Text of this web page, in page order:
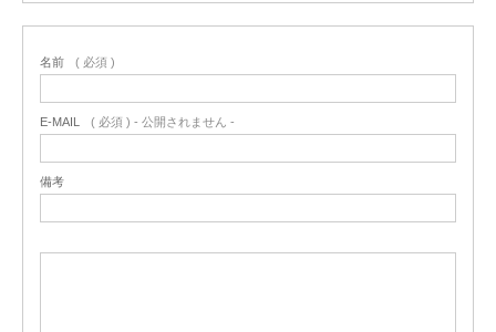
名前 ( 必須 )
E-MAIL ( 必須 ) - 公開されません -
備考